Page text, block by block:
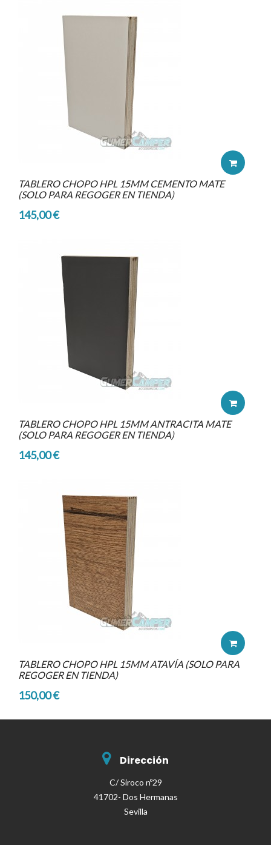
TABLERO CHOPO HPL 15MM CEMENTO MATE
(SOLO PARA REGOGER EN TIENDA)
145,00 €
TABLERO CHOPO HPL 15MM ANTRACITA MATE
(SOLO PARA REGOGER EN TIENDA)
145,00 €
TABLERO CHOPO HPL 15MM ATAVÍA (SOLO PARA
REGOGER EN TIENDA)
150,00 €
Dirección
C/ Siroco nº29
41702- Dos Hermanas
Sevilla